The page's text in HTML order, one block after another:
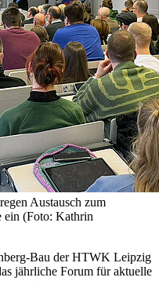
Austausch zum
ein (Foto: Kathrin
Bau der HTWK Leipzig
jährliche Forum für aktuelle